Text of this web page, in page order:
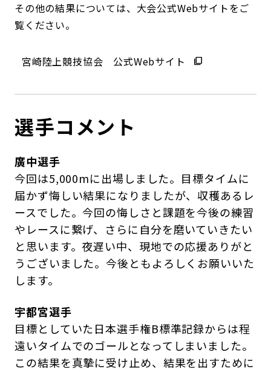
その他の結果については、大会公式Webサイトをご
覧ください。
宮崎陸上競技協会 公式Webサイト
選手コメント
廣中選手
今回は5,000mに出場しました。目標タイムに
届かず悔しい結果になりましたが、収穫あるレ
ースでした。今回の悔しさと課題を今後の練習
やレースに繋げ、さらに自分を磨いていきたい
と思います。夜遅い中、現地での応援ありがと
うございました。今後ともよろしくお願いいた
します。
宇都宮選手
目標としていた日本選手権B標準記録からは程
遠いタイムでのゴールとなってしまいました。
この結果を真摯に受け止め、結果を出すために